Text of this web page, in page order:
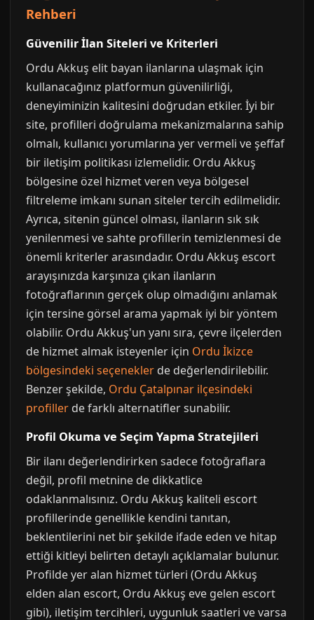
Rehberi
Güvenilir İlan Siteleri ve Kriterleri
Ordu Akkuş elit bayan ilanlarına ulaşmak için
kullanacağınız platformun güvenilirliği,
deneyiminizin kalitesini doğrudan etkiler. İyi bir
site, profilleri doğrulama mekanizmalarına sahip
olmalı, kullanıcı yorumlarına yer vermeli ve şeffaf
bir iletişim politikası izlemelidir. Ordu Akkuş
bölgesine özel hizmet veren veya bölgesel
filtreleme imkanı sunan siteler tercih edilmelidir.
Ayrıca, sitenin güncel olması, ilanların sık sık
yenilenmesi ve sahte profillerin temizlenmesi de
önemli kriterler arasındadır. Ordu Akkuş escort
arayışınızda karşınıza çıkan ilanların
fotoğraflarının gerçek olup olmadığını anlamak
için tersine görsel arama yapmak iyi bir yöntem
olabilir. Ordu Akkuş'un yanı sıra, çevre ilçelerden
de hizmet almak isteyenler için Ordu İkizce
bölgesindeki seçenekler de değerlendirilebilir.
Benzer şekilde, Ordu Çatalpınar ilçesindeki
profiller de farklı alternatifler sunabilir.
Profil Okuma ve Seçim Yapma Stratejileri
Bir ilanı değerlendirirken sadece fotoğraflara
değil, profil metnine de dikkatlice
odaklanmalısınız. Ordu Akkuş kaliteli escort
profillerinde genellikle kendini tanıtan,
beklentilerini net bir şekilde ifade eden ve hitap
ettiği kitleyi belirten detaylı açıklamalar bulunur.
Profilde yer alan hizmet türleri (Ordu Akkuş
elden alan escort, Ordu Akkuş eve gelen escort
gibi), iletişim tercihleri, uygunluk saatleri ve varsa